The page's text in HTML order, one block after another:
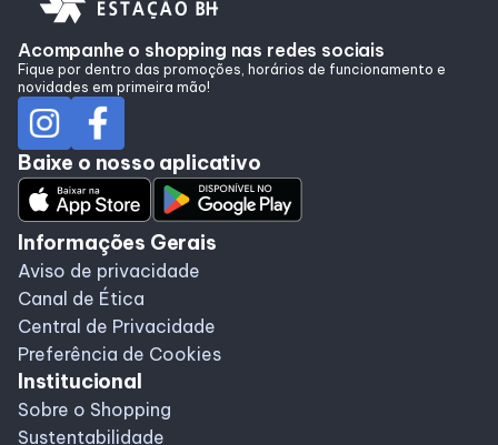
Lojas
Alimentação
Programa de Benefícios
Acompanhe o shopping nas redes sociais
Fique por dentro das promoções, horários de funcionamento e
novidades em primeira mão!
Baixe o nosso aplicativo
Informações Gerais
Aviso de privacidade
Canal de Ética
Central de Privacidade
Preferência de Cookies
Institucional
Sobre o Shopping
Sustentabilidade